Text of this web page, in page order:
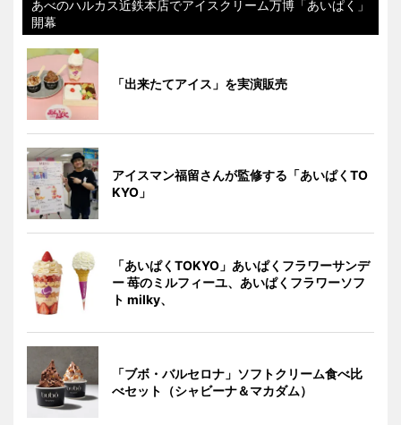
あべのハルカス近鉄本店でアイスクリーム万博「あいぱく」
開幕
「出来たてアイス」を実演販売
アイスマン福留さんが監修する「あいぱくTO
KYO」
「あいぱくTOKYO」あいぱくフラワーサンデ
ー 苺のミルフィーユ、あいぱくフラワーソフ
ト milky、
「ブボ・バルセロナ」ソフトクリーム食べ比
べセット（シャビーナ＆マカダム）